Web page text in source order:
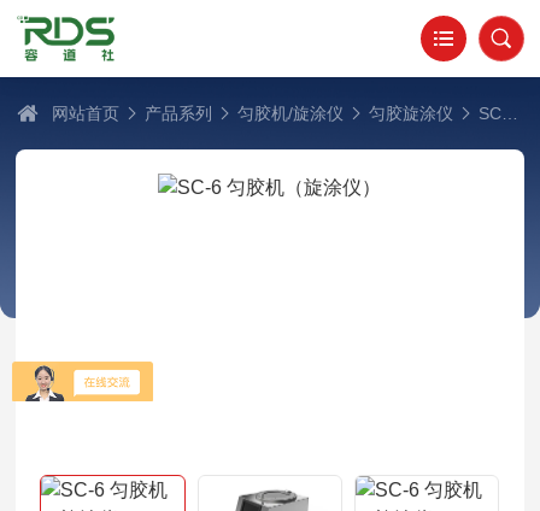
网站首页 产品系列 匀胶机/旋涂仪 匀胶旋涂仪 SC-6 匀胶机（旋涂仪）